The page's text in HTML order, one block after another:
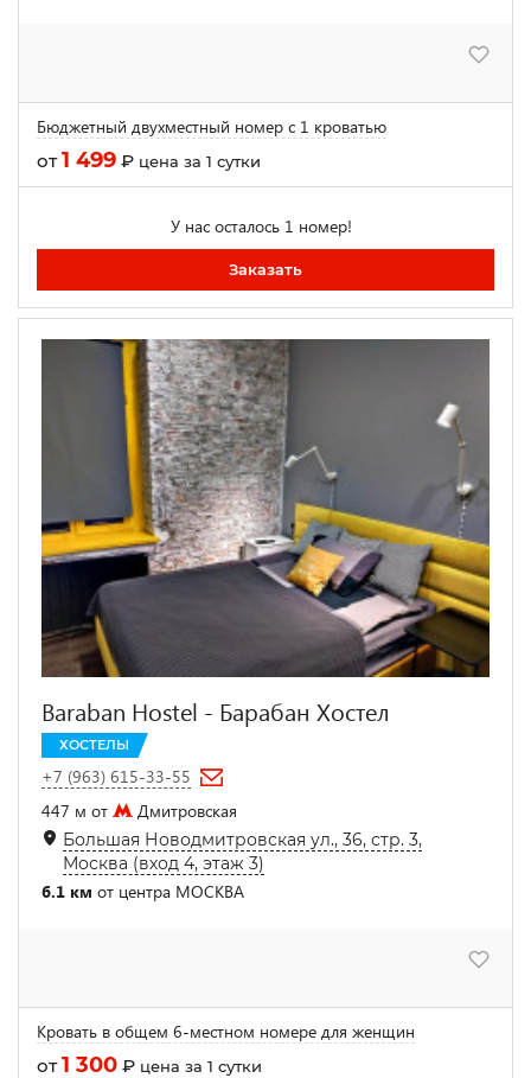
Бюджетный двухместный номер с 1 кроватью
от1 499 ₽ цена за 1 сутки
У нас осталось 1 номер!
Заказать
Baraban Hostel - Барабан Хостел
ХОСТЕЛЫ
+7 (963) 615-33-55
447 м от
Дмитровская
Большая Новодмитровская ул., 36, стр. 3,
Москва (вход 4, этаж 3)
6.1 км от центра МОСКВА
Кровать в общем 6-местном номере для женщин
от1 300 ₽ цена за 1 сутки